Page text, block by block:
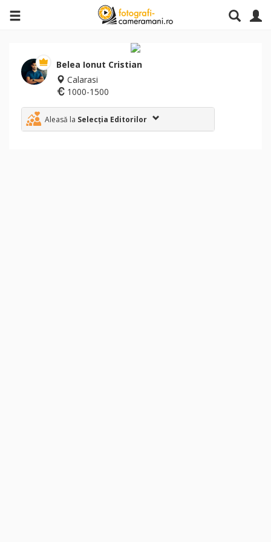
Belea Ionut Cristian
Calarasi
1000-1500
Aleasă la Selecția Editorilor